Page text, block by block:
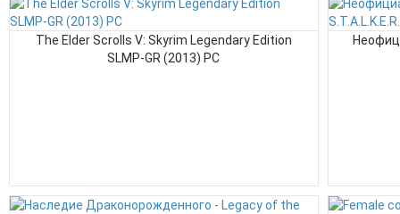
The Elder Scrolls V: Skyrim Legendary Edition
SLMP-GR (2013) PC